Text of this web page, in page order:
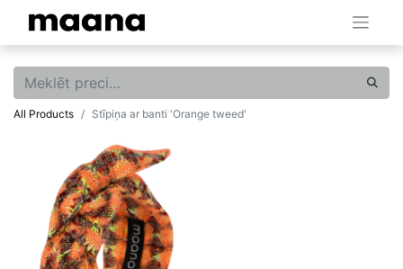
All Products Stīpiņa ar banti 'Orange tweed'